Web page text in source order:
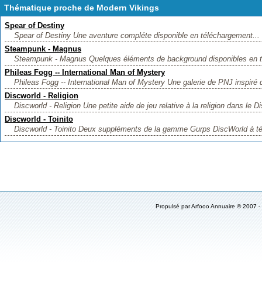
Thématique proche de Modern Vikings
Spear of Destiny
Spear of Destiny Une aventure compléte disponible en téléchargement...
Steampunk - Magnus
Steampunk - Magnus Quelques éléments de background disponibles en
Phileas Fogg -- International Man of Mystery
Phileas Fogg -- International Man of Mystery Une galerie de PNJ inspiré
Discworld - Religion
Discworld - Religion Une petite aide de jeu relative à la religion dans le
Discworld - Toinito
Discworld - Toinito Deux suppléments de la gamme Gurps DiscWorld à
Propulsé parArfooo Annuaire © 2007